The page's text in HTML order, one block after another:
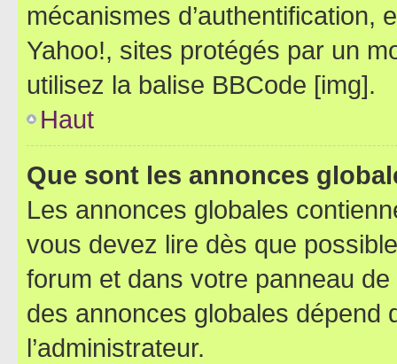
mécanismes d’authentification,
Yahoo!, sites protégés par un
utilisez la balise BBCode [img].
Haut
Que sont les annonces
Les annonces globales
vous devez lire dès que
forum et dans votre panneau
des annonces globales dépend
l’administrateur.